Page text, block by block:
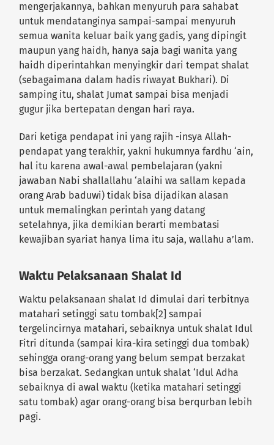
mengerjakannya, bahkan menyuruh para sahabat
untuk mendatanginya sampai-sampai menyuruh
semua wanita keluar baik yang gadis, yang dipingit
maupun yang haidh, hanya saja bagi wanita yang
haidh diperintahkan menyingkir dari tempat shalat
(sebagaimana dalam hadis riwayat Bukhari). Di
samping itu, shalat Jumat sampai bisa menjadi
gugur jika bertepatan dengan hari raya.
Dari ketiga pendapat ini yang rajih -insya Allah-
pendapat yang terakhir, yakni hukumnya fardhu ‘ain,
hal itu karena awal-awal pembelajaran (yakni
jawaban Nabi shallallahu ‘alaihi wa sallam kepada
orang Arab baduwi) tidak bisa dijadikan alasan
untuk memalingkan perintah yang datang
setelahnya, jika demikian berarti membatasi
kewajiban syariat hanya lima itu saja, wallahu a’lam.
Waktu Pelaksanaan Shalat Id
Waktu pelaksanaan shalat Id dimulai dari terbitnya
matahari setinggi satu tombak[2] sampai
tergelincirnya matahari, sebaiknya untuk shalat Idul
Fitri ditunda (sampai kira-kira setinggi dua tombak)
sehingga orang-orang yang belum sempat berzakat
bisa berzakat. Sedangkan untuk shalat ‘Idul Adha
sebaiknya di awal waktu (ketika matahari setinggi
satu tombak) agar orang-orang bisa berqurban lebih
pagi.